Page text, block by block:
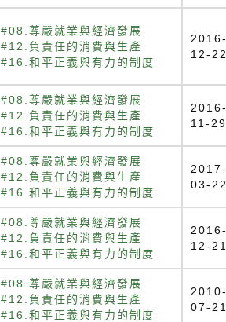
#08.尊嚴就業與經濟發展
#12.負責任的消費與生產
#16.和平正義與有力的制度
2016-
12-22
#08.尊嚴就業與經濟發展
#12.負責任的消費與生產
#16.和平正義與有力的制度
2016-
11-29
#08.尊嚴就業與經濟發展
#12.負責任的消費與生產
#16.和平正義與有力的制度
2017-
03-22
#08.尊嚴就業與經濟發展
#12.負責任的消費與生產
#16.和平正義與有力的制度
2016-
12-21
#08.尊嚴就業與經濟發展
#12.負責任的消費與生產
#16.和平正義與有力的制度
2010-
07-21